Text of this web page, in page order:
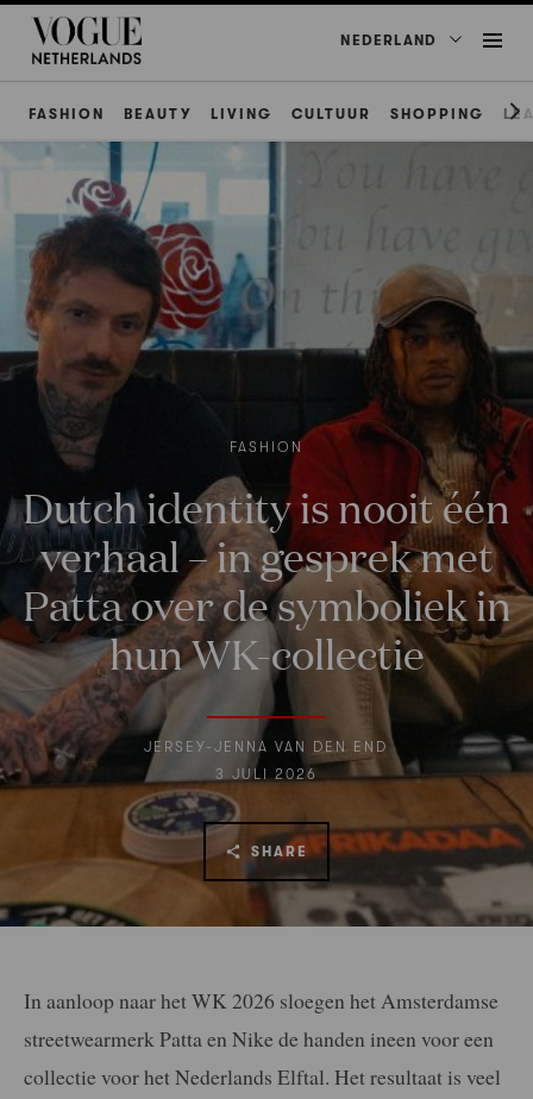
NEDERLAND
FASHION BEAUTY LIVING CULTUUR SHOPPING
FASHION
Dutch identity is nooit één
verhaal – in gesprek met
Patta over de symboliek in
hun WK-collectie
JERSEY-JENNA VAN DEN END
3 JULI 2026
SHARE
In aanloop naar het WK 2026 sloegen het Amsterdamse
streetwearmerk Patta en Nike de handen ineen voor een
collectie voor het Nederlands Elftal. Het resultaat is veel